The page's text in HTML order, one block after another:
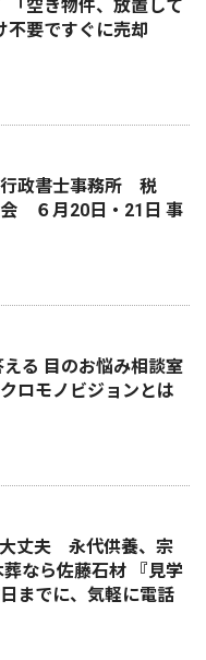
｢空き物件、放置して
要ですぐに売却
行政書士事務所 税
６月20日・21日 事
る 目のお悩み相談室
ロモノビジョンとは
丈夫 永代供養、宗
なら佐藤石材 『見学
までに、気軽に電話